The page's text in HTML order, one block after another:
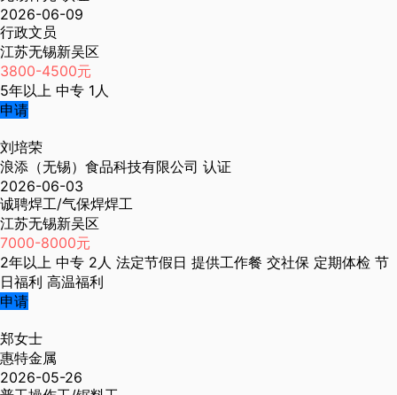
2026-06-09
行政文员
江苏无锡新吴区
3800-4500元
5年以上 中专 1人
申请
刘培荣
浪添（无锡）食品科技有限公司 认证
2026-06-03
诚聘焊工/气保焊焊工
江苏无锡新吴区
7000-8000元
2年以上 中专 2人 法定节假日 提供工作餐 交社保 定期体检 节
日福利 高温福利
申请
郑女士
惠特金属
2026-05-26